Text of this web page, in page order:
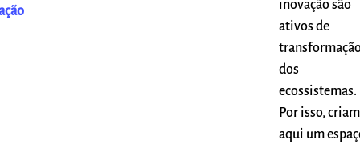
inovação são
ativos de
dos
ecossistemas.
Por isso,
aqui um